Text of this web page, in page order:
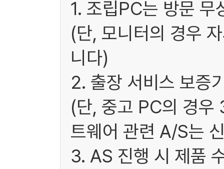
1. 조립PC는 방문
(단, 모니터의 경우
니다)
2. 출장 서비스 보증
(단, 중고 PC의 경우
트웨어 관련 A/S는
3. AS 진행 시 제품